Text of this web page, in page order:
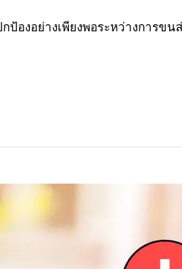
องอย่างเพียงพอระหว่างการขน